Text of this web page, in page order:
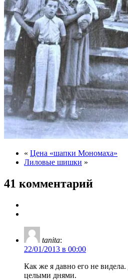
« Цена «шапки Мономаха»
Лиловые шишки »
41 комментарий
tanita:
22/01/2013 в 00:00
Как же я давно его не
целыми днями.